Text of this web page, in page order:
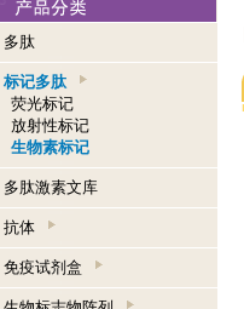
多肽
标记多肽
荧光标记
放射性标记
生物素标记
多肽激素文库
抗体
免疫试剂盒